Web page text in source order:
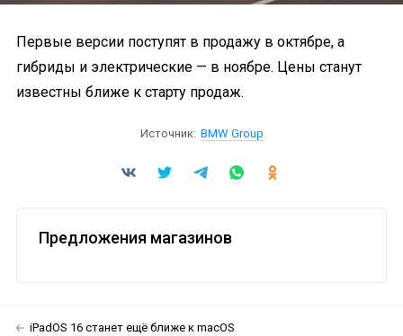
Первые версии поступят в продажу в октябре, а
гибриды и электрические — в ноябре. Цены станут
известны ближе к старту продаж.
Источник: BMW Group
Предложения магазинов
iPadOS 16 станет ещё ближе к macOS